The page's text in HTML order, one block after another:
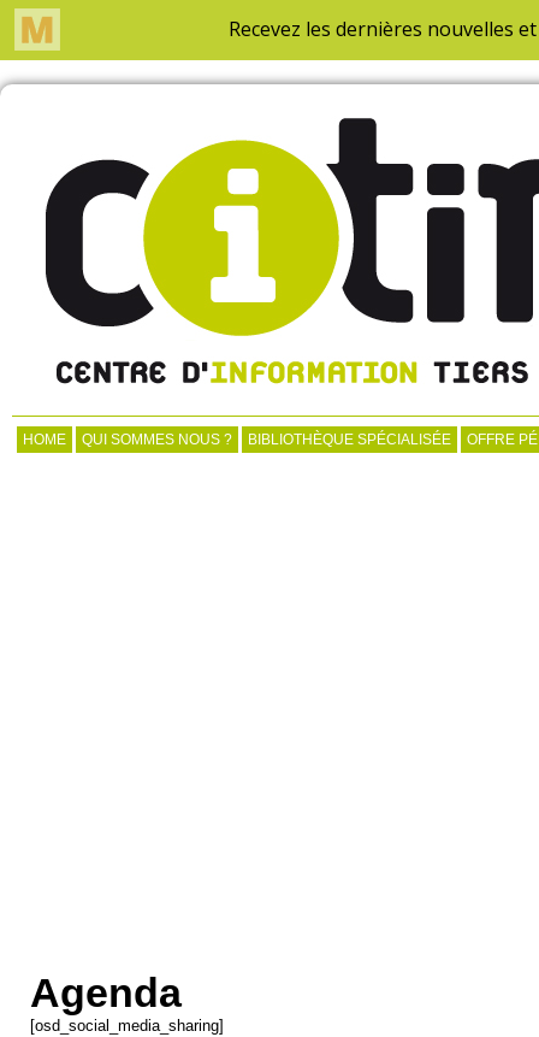
HOME QUI SOMMES NOUS ? BIBLIOTHÈQUE SPÉCIALISÉE OFFRE
Agenda
[osd_social_media_sharing]